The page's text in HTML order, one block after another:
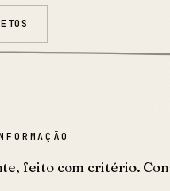
feito com critério.